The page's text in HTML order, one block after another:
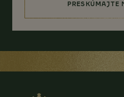
PRESKÚMAJTE